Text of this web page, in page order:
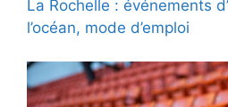
La Rochelle : événements
l’océan, mode d’emploi